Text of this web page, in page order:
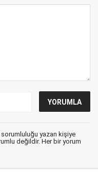
sorumluluğu yazan kişiye
değildir. Her bir yorum